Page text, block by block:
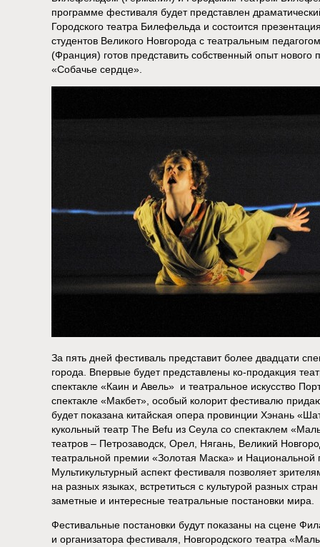
программе фестиваля будет представлен
Городского театра Билефельда и состоится
студентов Великого Новгорода с театральным
(Франция) готов представить собственный опыт нового
«Собачье сердце».
За пять дней фестиваль представит более двадцати
города. Впервые будет представлены ко-продакция
спектакле «Каин и Авель» и театральное искусство
спектакле «Макбет», особый колорит фестивалю
будет показана китайская опера провинции Хэнань
кукольный театр The Befu из Сеула со спектаклем
театров – Петрозаводск, Орел, Нягань, Великий
театральной премии «Золотая Маска» и Национальной
Мультикультурный аспект фестиваля позволяет
на разных языках, встретиться с культурой разных
заметные и интересные театральные постановки мира.
Фестивальные постановки будут показаны на сцене
и организатора фестиваля, Новгородского театра